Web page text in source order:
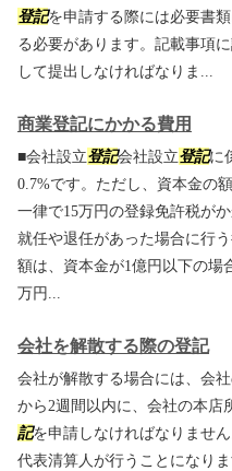
登記を申請する際には必要書
る必要があります。記載事項
して提出しなければなりま...
商業登記にかかる費用
■会社設立登記会社設立登記に
0.7%です。ただし、資本金の
一律で15万円の登録免許税が
就任や退任があった場合に行
額は、資本金が1億円以下の場
万円...
会社を解散する際の登記
会社が解散する場合には、会
から2週間以内に、会社の本店
記を申請しなければなりませ
代表清算人が行うことになり